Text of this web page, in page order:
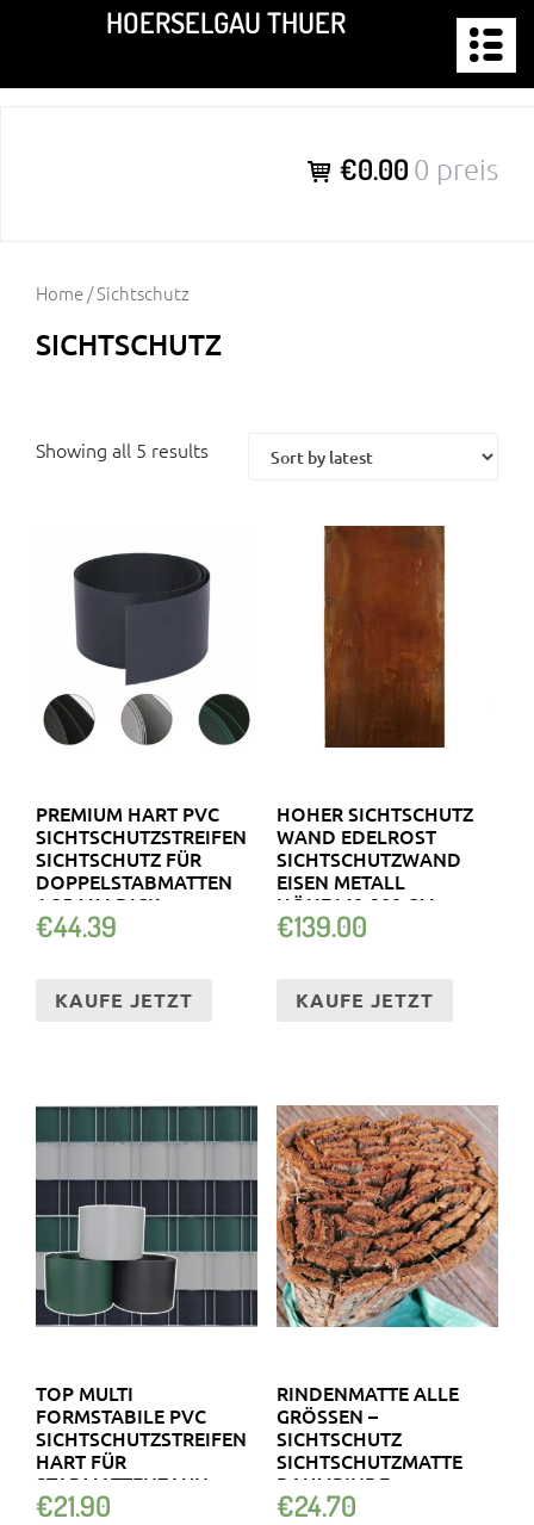
springen
HOERSELGAU THUER
€0.00 0 preis
Home/ Sichtschutz
SICHTSCHUTZ
Showing all 5 results
PREMIUM HART PVC
SICHTSCHUTZSTREIFEN
SICHTSCHUTZ FÜR
DOPPELSTABMATTEN
1,35 MM DICK
€44.39
KAUFE JETZT
HOHER SICHTSCHUTZ
WAND EDELROST
SICHTSCHUTZWAND
EISEN METALL
HÖHE140-200 CM
€139.00
KAUFE JETZT
TOP MULTI
FORMSTABILE PVC
SICHTSCHUTZSTREIFEN
HART FÜR
STABMATTENZAUN
VERSCHIEDENE…
€21.90
RINDENMATTE ALLE
GRÖSSEN – S
ICHTSCHUTZ S
ICHTSCHUTZMATTE B
AUMRINDE N
ATURMATTE
€24.70